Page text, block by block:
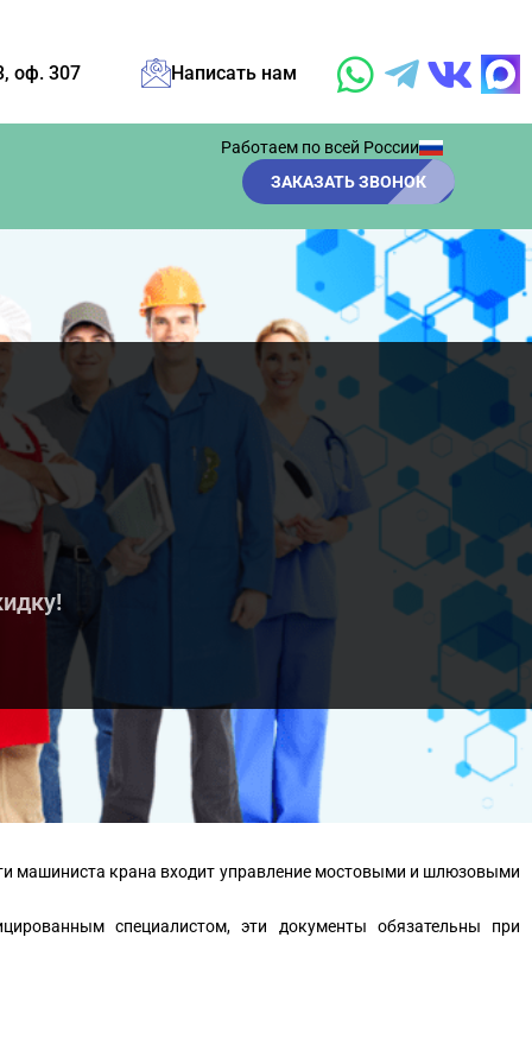
оф. 307 Написать нам
Работаем по всей России
ЗАКАЗАТЬ ЗВОНОК
машиниста крана входит управление мостовыми и шлюзовыми
специалистом, эти документы обязательны при